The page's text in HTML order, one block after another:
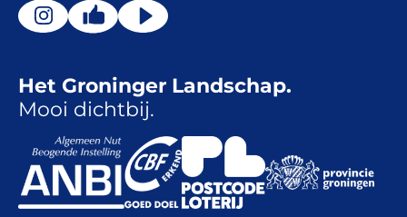
Het Groninger Landschap.
Mooi dichtbij.